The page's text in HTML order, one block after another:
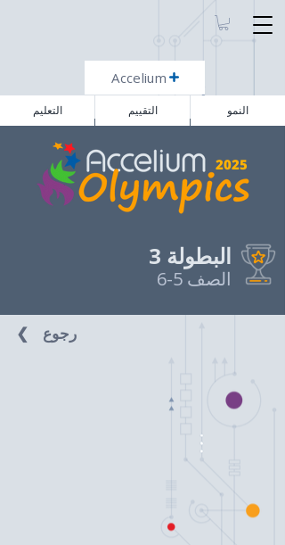
التعليم التقييم النمو
Accelium
2025
البطولة 3
الصف 5-6